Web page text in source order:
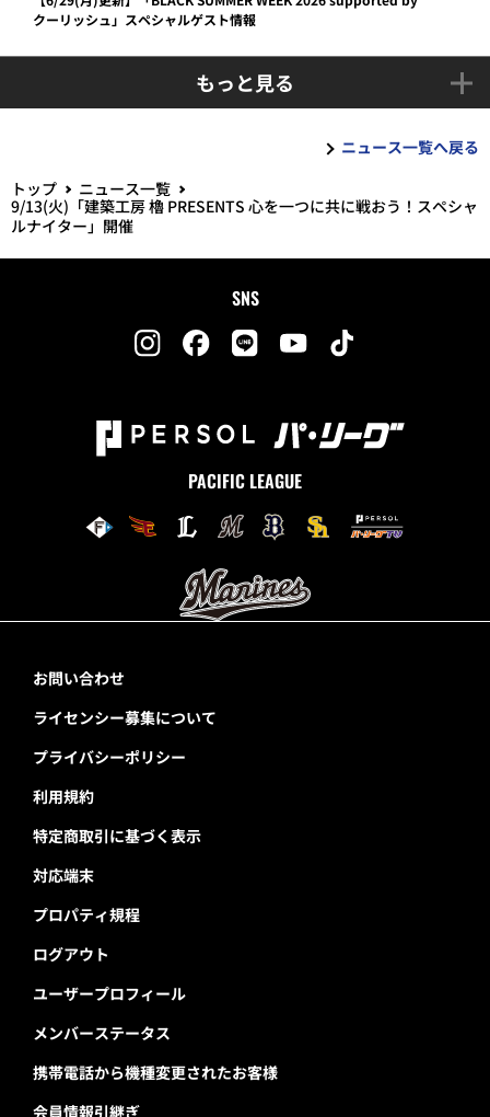
クーリッシュ」スペシャルゲスト情報
もっと見る
ニュース一覧へ戻る
トップ
ニュース一覧
9/13(火)「建築工房 櫓 PRESENTS 心を一つに共に戦おう！スペシャ
ルナイター」開催
SNS
PACIFIC LEAGUE
お問い合わせ
ライセンシー募集について
プライバシーポリシー
利用規約
特定商取引に基づく表示
対応端末
プロパティ規程
ログアウト
ユーザープロフィール
メンバーステータス
携帯電話から機種変更されたお客様
会員情報引継ぎ